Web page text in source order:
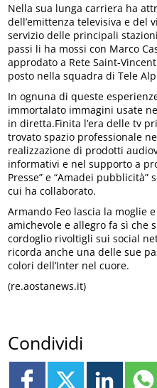
Nella sua lunga carriera ha
dell’emittenza televisiva e del
servizio delle principali
passi li ha mossi con Marco
approdato a Rete Saint-
posto nella squadra di Tele
In ognuna di queste
immortalato immagini usate
in diretta.Finita l’era delle tv
trovato spazio professionale
realizzazione di prodotti
informativi e nel supporto a
Presse” e “Amadei
cui ha collaborato.
Armando Feo lascia la moglie
amichevole e allegro fa sì che
cordoglio rivoltigli sui social
ricorda anche una delle sue
colori dell’Inter nel cuore.
(re.aostanews.it)
Condividi